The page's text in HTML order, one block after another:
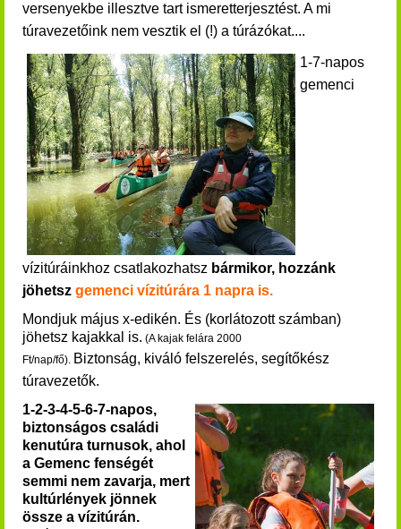
versenyekbe illesztve tart ismeretterjesztést. A mi
túravezetőink nem vesztik el (!) a túrázókat....
1-7-napos
gemenci
vízitúráinkhoz csatlakozhatsz bármikor, hozzánk
jöhetsz gemenci vízitúrára 1 napra is.
Mondjuk május x-edikén. És (korlátozott számban)
jöhetsz kajakkal is. (A kajak felára 2000
Ft/nap/fő). Biztonság, kiváló felszerelés, segítőkész
túravezetők.
1-2-3-4-5-6-7-napos,
biztonságos családi
kenutúra turnusok, ahol
a Gemenc fenségét
semmi nem zavarja, mert
kultúrlények jönnek
össze a vízitúrán.